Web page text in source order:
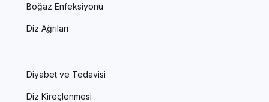
Boğaz Enfeksiyonu
Diz Ağrıları
Diyabet ve Tedavisi
Diz Kireçlenmesi